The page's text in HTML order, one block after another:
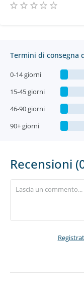
Termini di consegna
0-14 giorni
15-45 giorni
46-90 giorni
90+ giorni
Recensioni